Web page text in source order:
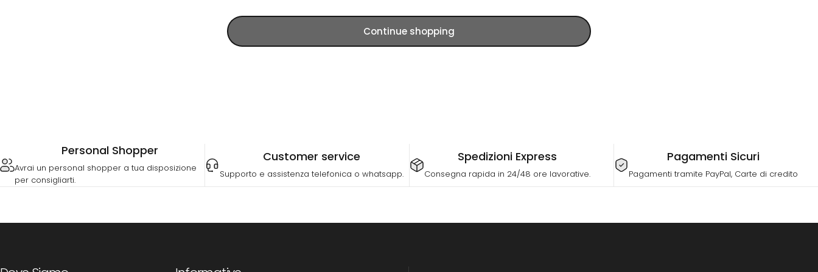
Continue shopping
Personal Shopper
Avrai un personal shopper a tua disposizione
per consigliarti.
Customer service
Supporto e assistenza telefonica o whatsapp.
Spedizioni Express
Consegna rapida in 24/48 ore lavorative.
Pagamenti Sicuri
Pagamenti tramite PayPal, Carte di credito